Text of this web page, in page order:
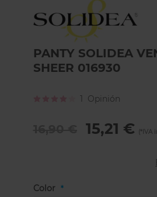
PANTY SOLIDEA
SHEER 016930
Calificación:1 Opinión
15,21 €
Color
images